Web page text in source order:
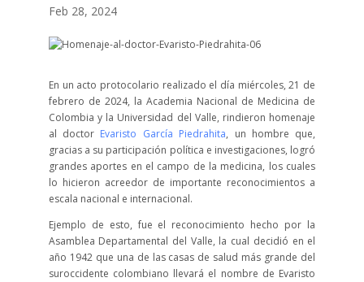
Feb 28, 2024
En un acto protocolario realizado el día miércoles, 21 de
febrero de 2024, la Academia Nacional de Medicina de
Colombia y la Universidad del Valle, rindieron homenaje
al doctor Evaristo García Piedrahita, un hombre que,
gracias a su participación política e investigaciones, logró
grandes aportes en el campo de la medicina, los cuales
lo hicieron acreedor de importante reconocimientos a
escala nacional e internacional.
Ejemplo de esto, fue el reconocimiento hecho por la
Asamblea Departamental del Valle, la cual decidió en el
año 1942 que una de las casas de salud más grande del
suroccidente colombiano llevará el nombre de Evaristo